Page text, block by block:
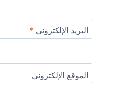
البريد الإلكتروني *
الموقع الإلكتروني